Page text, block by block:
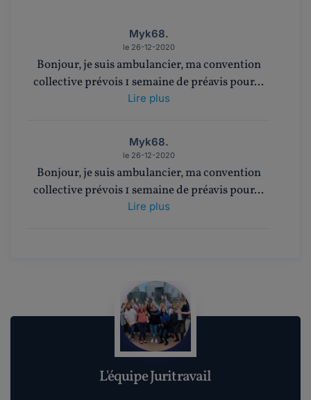
Myk68.
le 26-12-2020
Bonjour, je suis ambulancier, ma convention
collective prévois 1 semaine de préavis pour...
Lire plus
Myk68.
le 26-12-2020
Bonjour, je suis ambulancier, ma convention
collective prévois 1 semaine de préavis pour...
Lire plus
@ XanderbiBonjour,Vous avez tout à fait raison
: ce cas permet au salarié dans cette sit...
Lire plus
Xanderbi.
le 04-07-2016
Bonjour, Concernant le chomage aprés une
L'équipe Juritravail